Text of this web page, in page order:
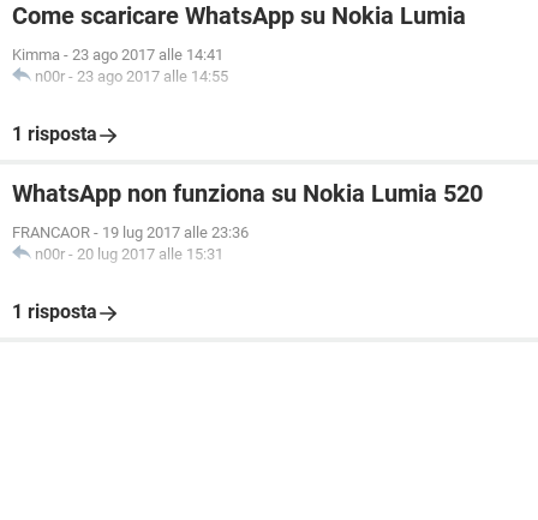
Come scaricare WhatsApp su Nokia Lumia
Kimma - 23 ago 2017 alle 14:41
n00r - 23 ago 2017 alle 14:55
1 risposta
WhatsApp non funziona su Nokia Lumia 520
FRANCAOR - 19 lug 2017 alle 23:36
n00r - 20 lug 2017 alle 15:31
1 risposta